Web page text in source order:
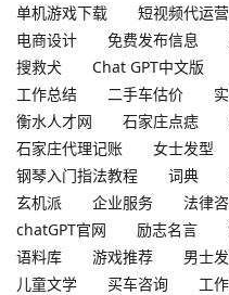
单机游戏下载
短视频代运营
电商设计
免费发布信息
搜救犬
Chat GPT中文版
工作总结
二手车估价
衡水人才网
石家庄点痣
石家庄代理记账
女士发型
钢琴入门指法教程
词典
玄机派
企业服务 法律
chatGPT官网
励志名言
语料库
游戏推荐 男士
儿童文学
买车咨询 工